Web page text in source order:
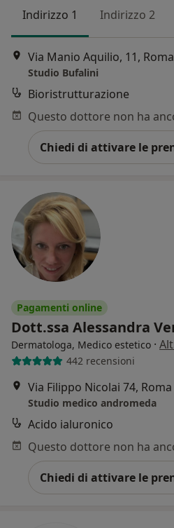
Indirizzo 1 Indirizzo 2
Via Manio Aquilio, 11, Roma
Studio Bufalini
Bioristrutturazione
Chiedi di attivare le
Pagamenti online
Dott.ssa Alessandra
Dermatologa, Medico estetico ·
442 recensioni
Via Filippo Nicolai 74, Roma
Studio medico andromeda
Acido ialuronico
Chiedi di attivare le